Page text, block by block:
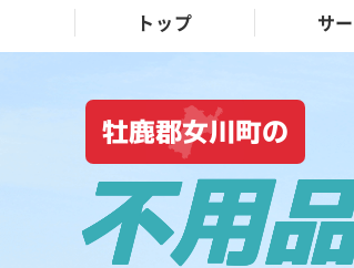
トップ サ
牡鹿郡女川町の
不用